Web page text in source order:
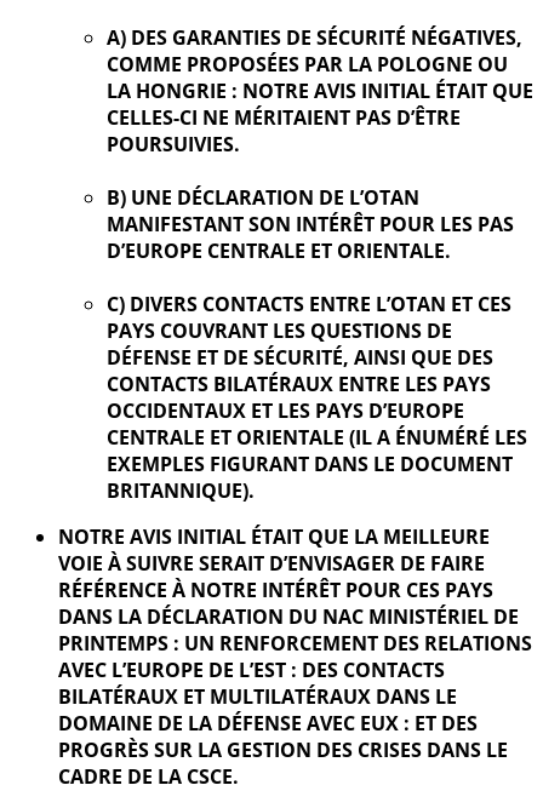
A) DES GARANTIES DE SÉCURITÉ NÉGATIVES,
COMME PROPOSÉES PAR LA POLOGNE OU
LA HONGRIE : NOTRE AVIS INITIAL ÉTAIT QUE
CELLES-CI NE MÉRITAIENT PAS D’ÊTRE
POURSUIVIES.
B) UNE DÉCLARATION DE L’OTAN
MANIFESTANT SON INTÉRÊT POUR LES PAS
D’EUROPE CENTRALE ET ORIENTALE.
C) DIVERS CONTACTS ENTRE L’OTAN ET CES
PAYS COUVRANT LES QUESTIONS DE
DÉFENSE ET DE SÉCURITÉ, AINSI QUE DES
CONTACTS BILATÉRAUX ENTRE LES PAYS
OCCIDENTAUX ET LES PAYS D’EUROPE
CENTRALE ET ORIENTALE (IL A ÉNUMÉRÉ LES
EXEMPLES FIGURANT DANS LE DOCUMENT
BRITANNIQUE).
NOTRE AVIS INITIAL ÉTAIT QUE LA MEILLEURE
VOIE À SUIVRE SERAIT D’ENVISAGER DE FAIRE
RÉFÉRENCE À NOTRE INTÉRÊT POUR CES PAYS
DANS LA DÉCLARATION DU NAC MINISTÉRIEL DE
PRINTEMPS : UN RENFORCEMENT DES RELATIONS
AVEC L’EUROPE DE L’EST : DES CONTACTS
BILATÉRAUX ET MULTILATÉRAUX DANS LE
DOMAINE DE LA DÉFENSE AVEC EUX : ET DES
PROGRÈS SUR LA GESTION DES CRISES DANS LE
CADRE DE LA CSCE.